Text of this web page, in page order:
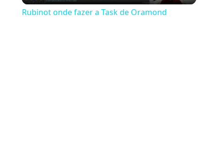
Rubinot onde fazer a Task de Oramond